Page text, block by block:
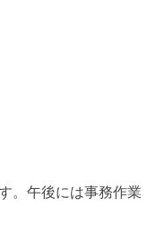
。午後には事務作業